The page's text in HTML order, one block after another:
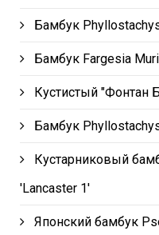
Бамбук
Бамбук Fargesia
Кустистый "Фонтан
Бамбук
Кустарниковый
'Lancaster 1'
Японский бамбук